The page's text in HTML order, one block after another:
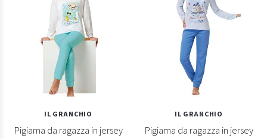
IL GRANCHIO
Pigiama da ragazza in jersey
IL GRANCHIO
Pigiama da ragazza in jersey